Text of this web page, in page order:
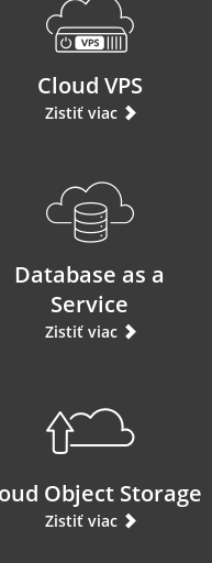
Cloud VPS
Zistiť viac
Database as a
Service
Zistiť viac
Object Storage
Zistiť viac